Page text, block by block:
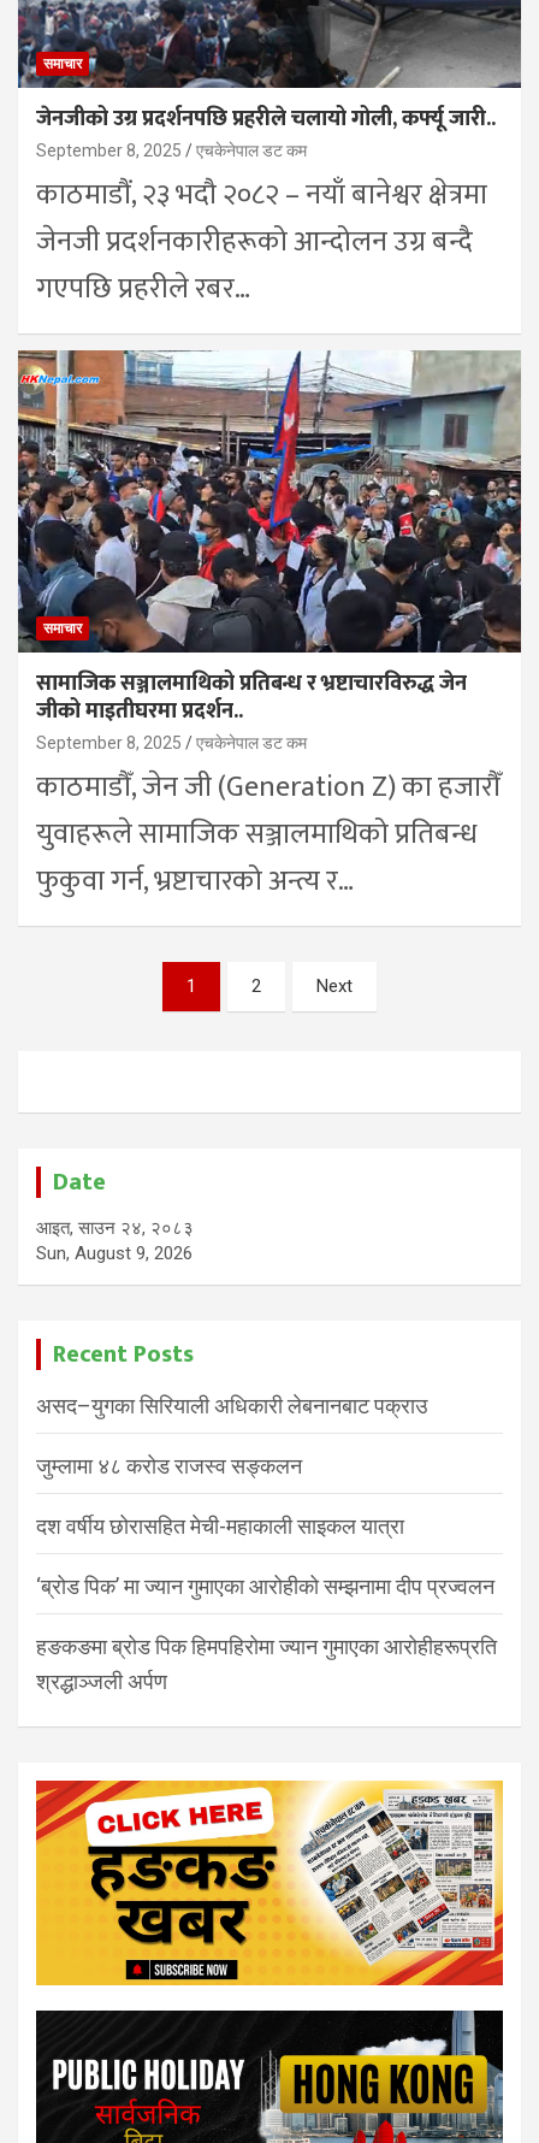
समाचार
जेनजीको उग्र प्रदर्शनपछि प्रहरीले चलायो गोली, कर्फ्यू जारी..
September 8, 2025 एचकेनेपाल डट कम
काठमाडौं, २३ भदौ २०८२ – नयाँ बानेश्वर क्षेत्रमा
जेनजी प्रदर्शनकारीहरूको आन्दोलन उग्र बन्दै
गएपछि प्रहरीले रबर…
समाचार
सामाजिक सञ्जालमाथिको प्रतिबन्ध र भ्रष्टाचारविरुद्ध जेन
जीको माइतीघरमा प्रदर्शन..
September 8, 2025 एचकेनेपाल डट कम
काठमाडौँ, जेन जी (Generation Z) का हजारौँ
युवाहरूले सामाजिक सञ्जालमाथिको प्रतिबन्ध
फुकुवा गर्न, भ्रष्टाचारको अन्त्य र…
pagination
1 2 Next
Date
आइत, साउन २४, २०८३
Sun, August 9, 2026
Recent Posts
असद–युगका सिरियाली अधिकारी लेबनानबाट पक्राउ
जुम्लामा ४८ करोड राजस्व सङ्कलन
दश वर्षीय छोरासहित मेची-महाकाली साइकल यात्रा
‘ब्रोड पिक’ मा ज्यान गुमाएका आरोहीको सम्झनामा दीप प्रज्वलन
हङकङमा ब्रोड पिक हिमपहिरोमा ज्यान गुमाएका आरोहीहरूप्रति
श्रद्धाञ्जली अर्पण